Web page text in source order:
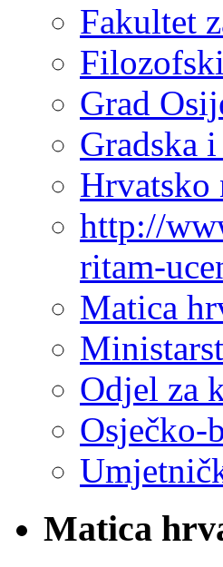
Fakultet
Grad
Gradska
Hrvatsko
http://
ritam-
Matica
Odjel za
Osječko-
Matica